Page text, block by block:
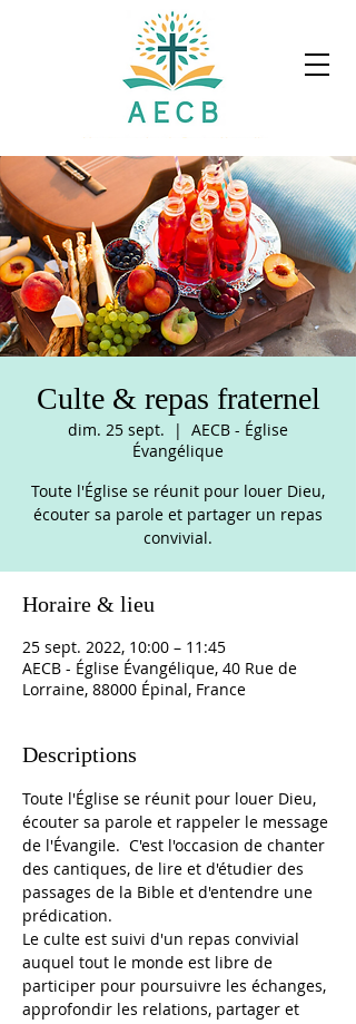
Culte & repas fraternel
dim. 25 sept.
  |
AECB - Église
Évangélique
Toute l'Église se réunit pour louer Dieu,
écouter sa parole et partager un repas
convivial.
Horaire & lieu
25 sept. 2022, 10:00 – 11:45
AECB - Église Évangélique, 40 Rue de
Lorraine, 88000 Épinal, France
Descriptions
Toute l'Église se réunit pour louer Dieu,
écouter sa parole et rappeler le message
de l'Évangile.  C'est l'occasion de chanter
des cantiques, de lire et d'étudier des
passages de la Bible et d'entendre une
prédication.
Le culte est suivi d'un repas convivial
auquel tout le monde est libre de
participer pour poursuivre les échanges,
approfondir les relations, partager et